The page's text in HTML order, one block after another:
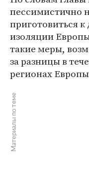
пессимистично
приготовиться
изоляции
такие меры,
за разницы в
регионах
Материалы по теме